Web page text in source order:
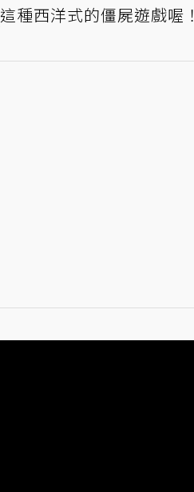
這種西洋式的僵屍遊戲喔！